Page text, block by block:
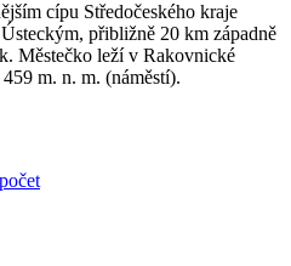
cípu Středočeského kraje
přibližně 20 km západně
Městečko leží v Rakovnické
m. n. m. (náměstí).